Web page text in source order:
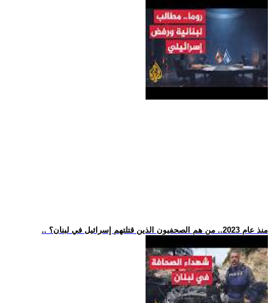
.. منذ عام 2023.. من هم الصحفيون الذين قتلتهم إسرائيل في لبنان؟